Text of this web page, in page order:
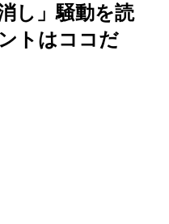
し」騒動を読
トはココだ